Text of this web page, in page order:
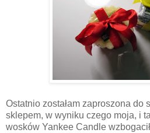
Ostatnio zostałam zaproszona do
sklepem, w wyniku czego moja, i
wosków Yankee Candle